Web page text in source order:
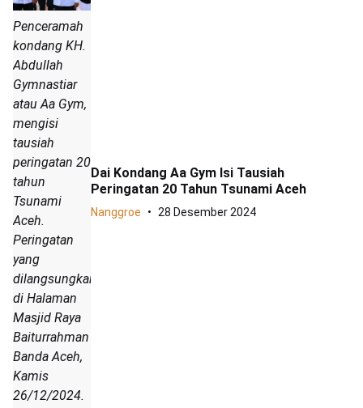
Penceramah
kondang KH.
Abdullah
Gymnastiar
atau Aa Gym,
mengisi
tausiah
peringatan 20
tahun
Tsunami
Aceh.
Peringatan
yang
dilangsungkan
di Halaman
Masjid Raya
Baiturrahman
Banda Aceh,
Kamis
26/12/2024.
Dai Kondang Aa Gym Isi Tausiah
Peringatan 20 Tahun Tsunami Aceh
Nanggroe 28 Desember 2024